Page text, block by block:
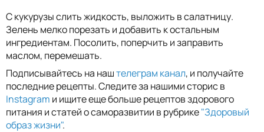
С кукурузы слить жидкость, выложить в салатницу.
Зелень мелко порезать и добавить к остальным
ингредиентам. Посолить, поперчить и заправить
маслом, перемешать.
Подписывайтесь на наштелеграм канал, и получайте
последние рецепты. Следите за нашими сторис в
Instagram и ищите еще больше рецептов здорового
питания и статей о саморазвитии в рубрике"Здоровый
образ жизни".